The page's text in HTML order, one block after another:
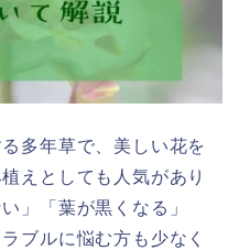
多年草で、美しい花を
えとしても人気があり
」「葉が黒くなる」
ブルに悩む方も少なく